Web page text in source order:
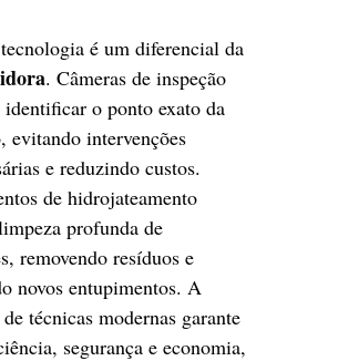
é um diferencial da
. Câmeras de inspeção
o ponto exato da
evitando intervenções
e reduzindo custos.
de hidrojateamento
profunda de
removendo resíduos e
novos entupimentos. A
técnicas modernas garante
segurança e economia,